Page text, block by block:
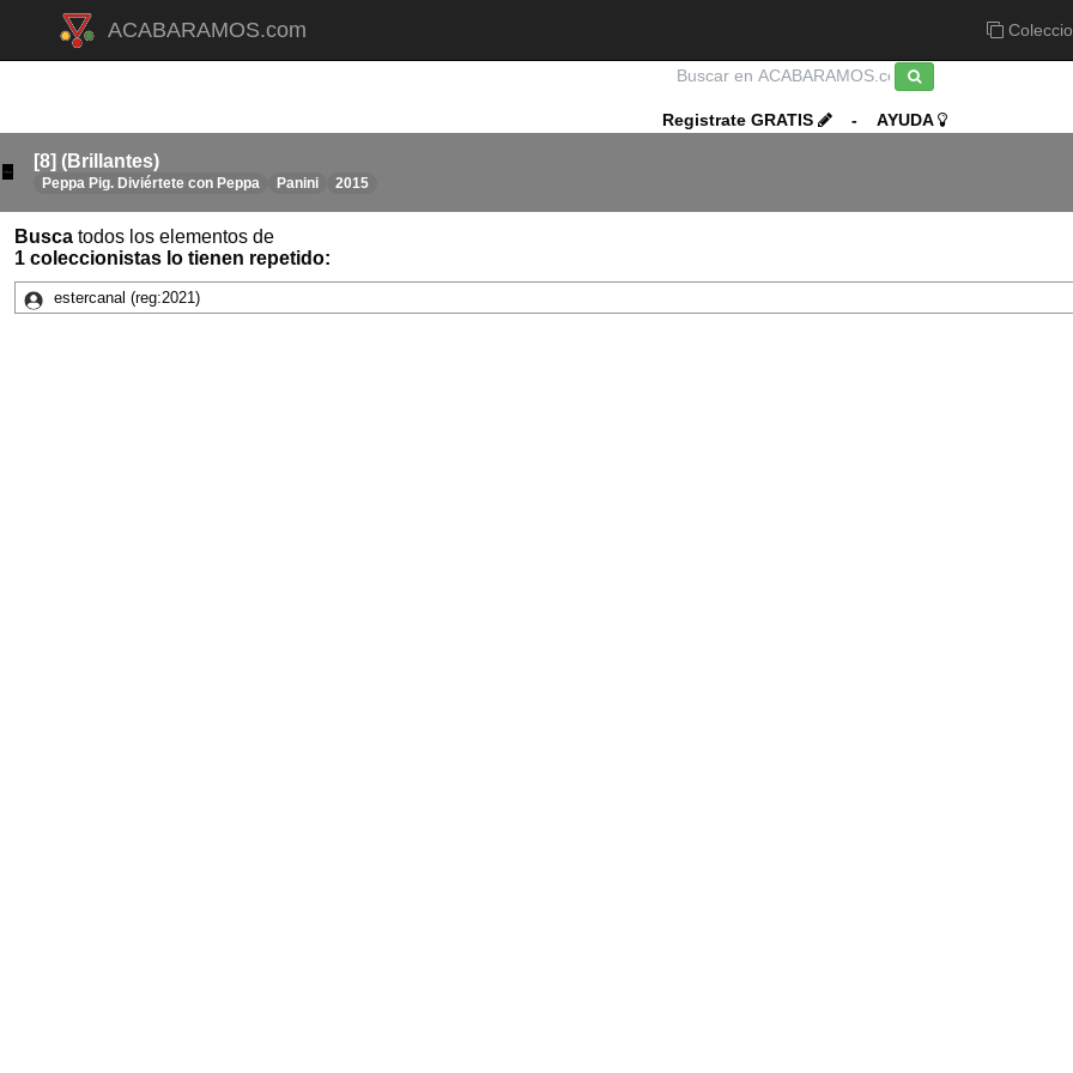
ACABARAMOS.com
Registrate GRATIS - AYUDA
[8] (Brillantes)
Peppa Pig. Diviértete con Peppa Panini 2015
Busca todos los elementos de
1 coleccionistas lo tienen repetido:
estercanal (reg:2021)